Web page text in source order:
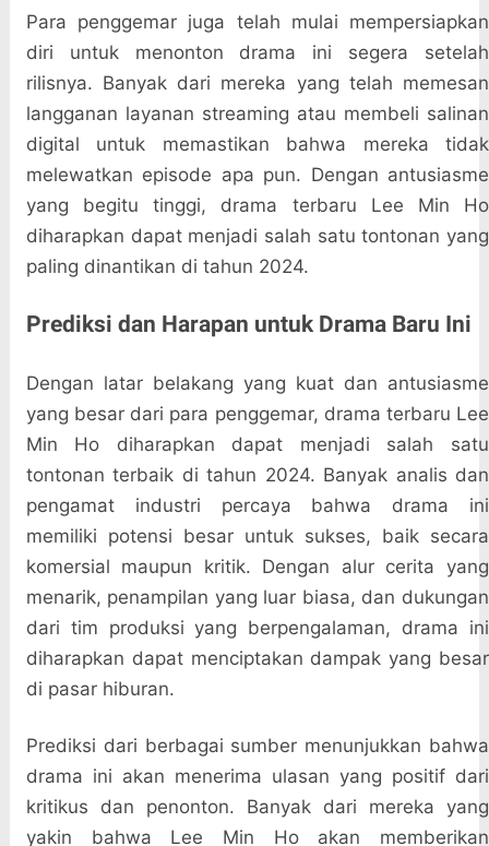
Para penggemar juga telah mulai mempersiapkan
diri untuk menonton drama ini segera setelah
rilisnya. Banyak dari mereka yang telah memesan
langganan layanan streaming atau membeli salinan
digital untuk memastikan bahwa mereka tidak
melewatkan episode apa pun. Dengan antusiasme
yang begitu tinggi, drama terbaru Lee Min Ho
diharapkan dapat menjadi salah satu tontonan yang
paling dinantikan di tahun 2024.
Prediksi dan Harapan untuk Drama Baru Ini
Dengan latar belakang yang kuat dan antusiasme
yang besar dari para penggemar, drama terbaru Lee
Min Ho diharapkan dapat menjadi salah satu
tontonan terbaik di tahun 2024. Banyak analis dan
pengamat industri percaya bahwa drama ini
memiliki potensi besar untuk sukses, baik secara
komersial maupun kritik. Dengan alur cerita yang
menarik, penampilan yang luar biasa, dan dukungan
dari tim produksi yang berpengalaman, drama ini
diharapkan dapat menciptakan dampak yang besar
di pasar hiburan.
Prediksi dari berbagai sumber menunjukkan bahwa
drama ini akan menerima ulasan yang positif dari
kritikus dan penonton. Banyak dari mereka yang
yakin bahwa Lee Min Ho akan memberikan